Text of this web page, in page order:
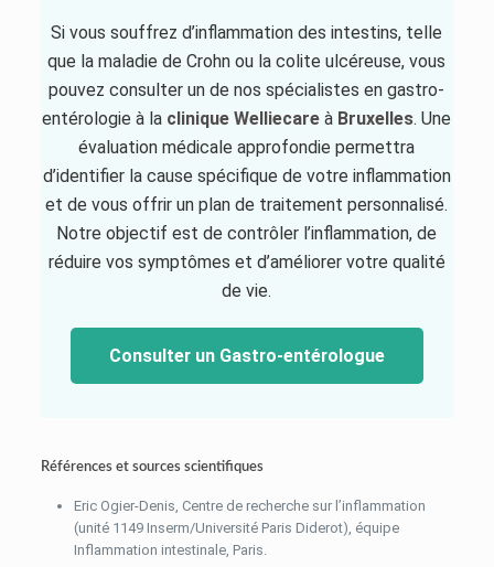
Si vous souffrez d’inflammation des intestins, telle
que la maladie de Crohn ou la colite ulcéreuse, vous
pouvez consulter un de nos spécialistes en gastro-
entérologie à la cliniqueWelliecare à Bruxelles. Une
évaluation médicale approfondie permettra
d’identifier la cause spécifique de votre inflammation
et de vous offrir un plan de traitement personnalisé.
Notre objectif est de contrôler l’inflammation, de
réduire vos symptômes et d’améliorer votre qualité
de vie.
Consulter un Gastro-entérologue
Références et sources scientifiques
Eric Ogier-Denis, Centre de recherche sur l’inflammation
(unité 1149 Inserm/Université Paris Diderot), équipe
Inflammation intestinale, Paris.